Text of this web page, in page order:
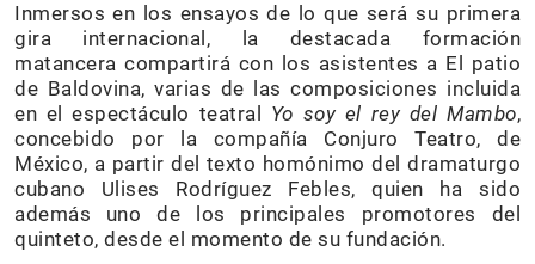
Inmersos en los ensayos de lo que será su primera
gira internacional, la destacada formación
matancera compartirá con los asistentes a El patio
de Baldovina, varias de las composiciones incluida
en el espectáculo teatral Yo soy el rey del Mambo,
concebido por la compañía Conjuro Teatro, de
México, a partir del texto homónimo del dramaturgo
cubano Ulises Rodríguez Febles, quien ha sido
además uno de los principales promotores del
quinteto, desde el momento de su fundación.